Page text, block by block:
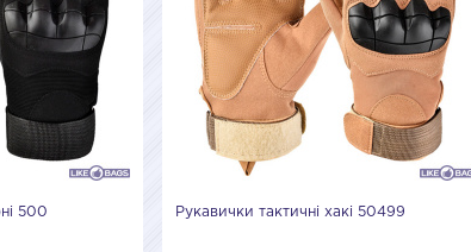
500 Рукавички тактичні хакі 50499